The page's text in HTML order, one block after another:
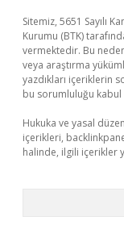
Sitemiz, 5651 Sayılı
Kurumu (BTK)
vermektedir. Bu
veya araştırma
yazdıkları içeriklerin
bu sorumluluğu kabul
Hukuka ve yasal
içerikleri,
halinde, ilgili içerikler